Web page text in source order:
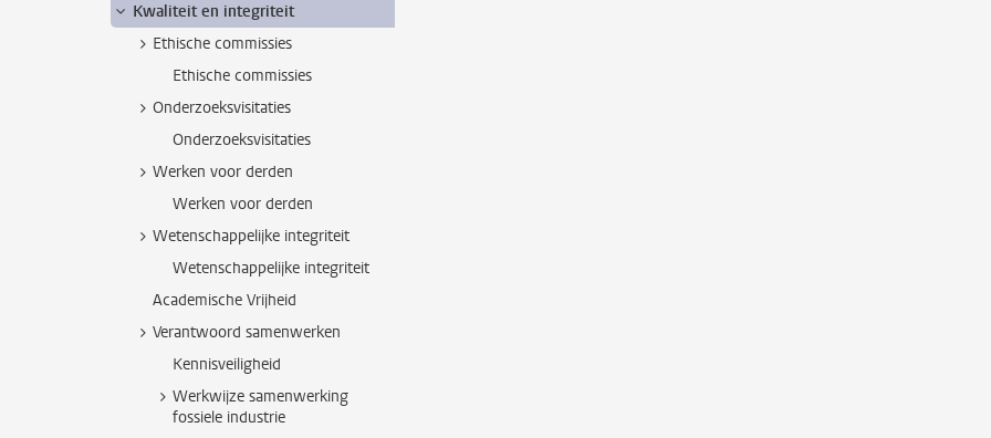
Kwaliteit en integriteit
Ethische commissies
Ethische commissies
Onderzoeksvisitaties
Onderzoeksvisitaties
Werken voor derden
Werken voor derden
Wetenschappelijke integriteit
Wetenschappelijke integriteit
Academische Vrijheid
Verantwoord samenwerken
Kennisveiligheid
Werkwijze samenwerking
fossiele industrie